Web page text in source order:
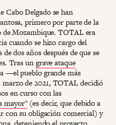
Cabo Delgado se han
primero por parte de la
de Mozambique. TOTAL era
cuando se hizo cargo del
dos años después de que se
Tras ungrave ataque
—el pueblo grande más
de 2021, TOTAL decidió
en curso con las
mayor"(es decir, que debido a
con su obligación comercial) y